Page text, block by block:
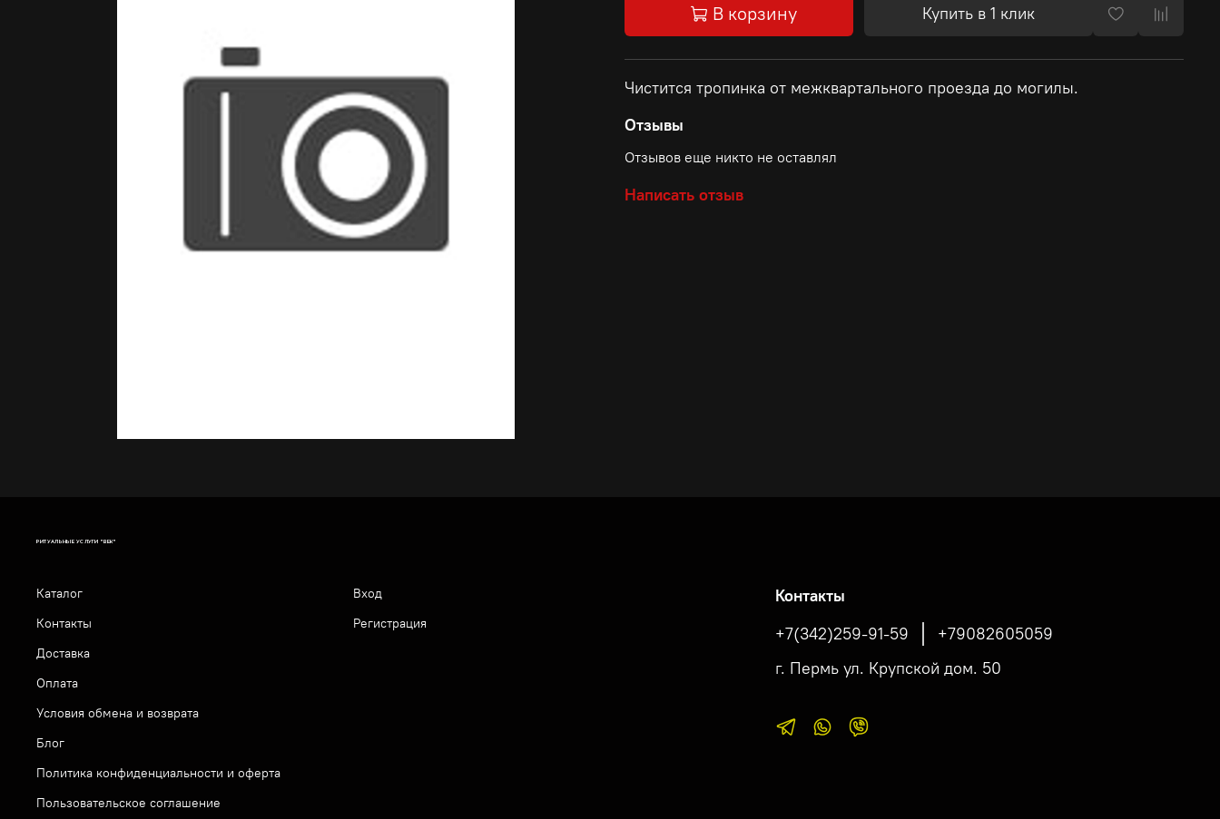
В корзину Купить в 1 клик
Чистится тропинка от межквартального проезда до могилы.
Отзывы
Отзывов еще никто не оставлял
Написать отзыв
РИТУАЛЬНЫЕ УСЛУГИ "ВЕК"
Каталог
Контакты
Доставка
Оплата
Условия обмена и возврата
Блог
Политика конфиденциальности и оферта
Пользовательское соглашение
Вход
Регистрация
Контакты
+7(342)259-91-59
+79082605059
г. Пермь ул. Крупской дом. 50